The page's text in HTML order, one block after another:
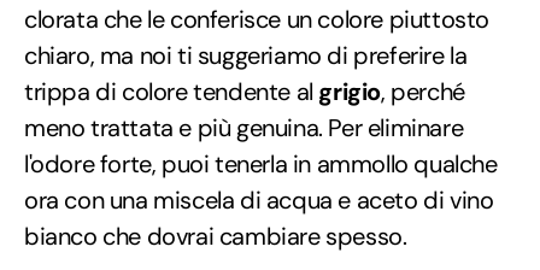
clorata che le conferisce un colore piuttosto
chiaro, ma noi ti suggeriamo di preferire la
trippa di colore tendente al grigio, perché
meno trattata e più genuina. Per eliminare
l'odore forte, puoi tenerla in ammollo qualche
ora con una miscela di acqua e aceto di vino
bianco che dovrai cambiare spesso.